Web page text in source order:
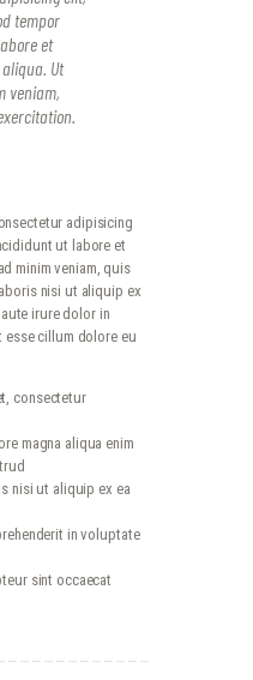
tempor
et
Ut
veniam,
adipisicing
ut labore et
minim veniam, quis
nisi ut aliquip ex
irure dolor in
esse cillum dolore eu
consectetur
magna aliqua enim
nisi ut aliquip ex ea
in voluptate
sint occaecat